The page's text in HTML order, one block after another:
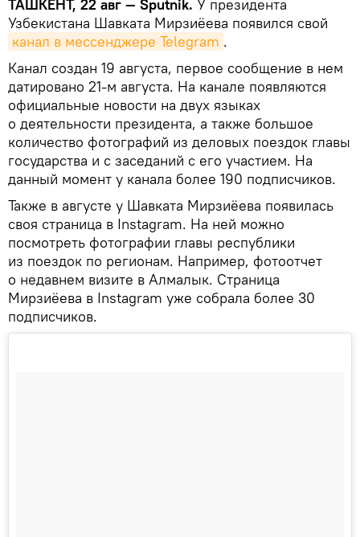
ТАШКЕНТ, 22 авг — Sputnik. У президента
Узбекистана Шавката Мирзиёева появился свой
канал в мессенджере Telegram .
Канал создан 19 августа, первое сообщение в нем
датировано 21-м августа. На канале появляются
официальные новости на двух языках
о деятельности президента, а также большое
количество фотографий из деловых поездок главы
государства и с заседаний с его участием. На
данный момент у канала более 190 подписчиков.
Также в августе у Шавката Мирзиёева появилась
своя страница в Instagram. На ней можно
посмотреть фотографии главы республики
из поездок по регионам. Например, фотоотчет
о недавнем визите в Алмалык. Страница
Мирзиёева в Instagram уже собрала более 30
подписчиков.